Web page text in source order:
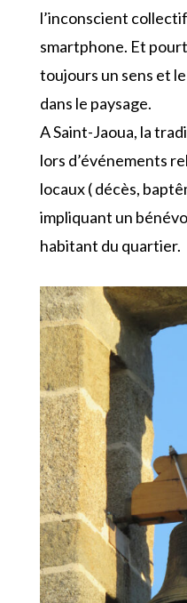
l’inconscient
smartphone. Et
toujours un sens et
dans le paysage.
A Saint-Jaoua, la
lors d’événements
locaux ( décès,
impliquant un
habitant du quartier.